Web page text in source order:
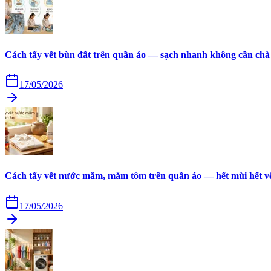
Cách tẩy vết bùn đất trên quần áo — sạch nhanh không cần
17/05/2026
Cách tẩy vết nước mắm, mắm tôm trên quần áo — hết mùi hết
17/05/2026